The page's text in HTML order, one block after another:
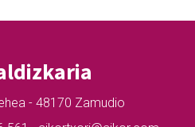
- 48170 Zamudio